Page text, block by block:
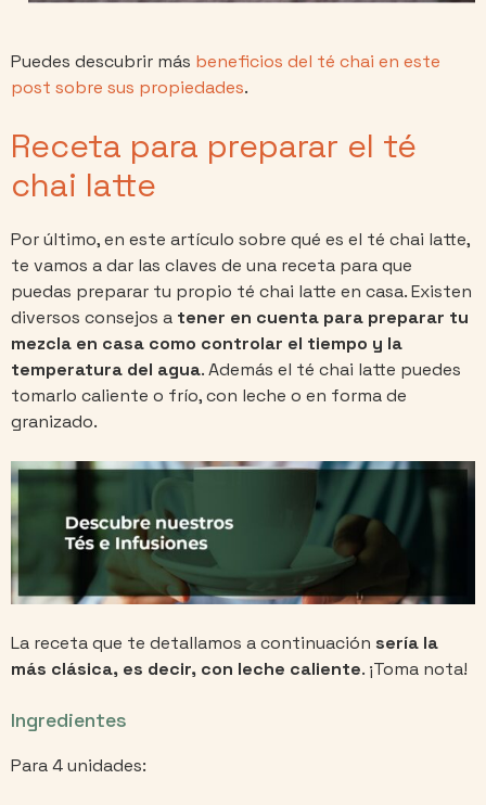
Puedes descubrir más beneficios del té chai en este
post sobre sus propiedades.
Receta para preparar el té
chai latte
Por último, en este artículo sobre qué es el té chai latte,
te vamos a dar las claves de una receta para que
puedas preparar tu propio té chai latte en casa. Existen
diversos consejos a tener en cuenta para preparar tu
mezcla en casa como controlar el tiempo y la
temperatura del agua. Además el té chai latte puedes
tomarlo caliente o frío, con leche o en forma de
granizado.
La receta que te detallamos a continuación sería la
más clásica, es decir, con leche caliente. ¡Toma nota!
Ingredientes
Para 4 unidades: